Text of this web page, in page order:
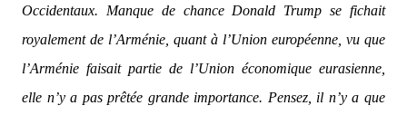
Occidentaux. Manque de chance Donald Trump se fichait
royalement de l’Arménie, quant à l’Union européenne, vu que
l’Arménie faisait partie de l’Union économique eurasienne,
elle n’y a pas prêtée grande importance. Pensez, il n’y a que